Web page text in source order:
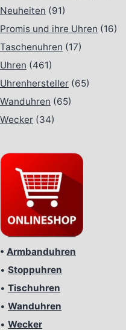
Neuheiten (91)
Promis und ihre Uhren (16)
Taschenuhren (17)
Uhren (461)
Uhrenhersteller (65)
Wanduhren (65)
Wecker (34)
• Armbanduhren
• Stoppuhren
• Tischuhren
• Wanduhren
• Wecker